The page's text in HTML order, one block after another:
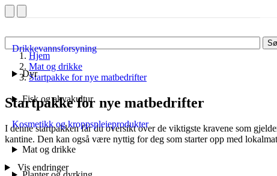
Drikkevannsforsyning
Dyr
Fisk og akvakultur
Kosmetikk og kroppspleieprodukter
Mat og drikke
Hjem
Mat og drikke
Startpakke for nye matbedrifter
Startpakke for nye matbedrifter
I denne startpakken får du oversikt over de viktigste kravene som
kantine. Den kan også være nyttig for deg som starter opp med
Vis endringer